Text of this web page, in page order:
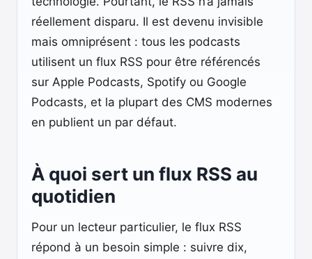
réellement disparu. Il est devenu invisible
mais omniprésent : tous les podcasts
utilisent un flux RSS pour être référencés
sur Apple Podcasts, Spotify ou Google
Podcasts, et la plupart des CMS modernes
en publient un par défaut.
À quoi sert un flux RSS au
quotidien
Pour un lecteur particulier, le flux RSS
répond à un besoin simple : suivre dix,